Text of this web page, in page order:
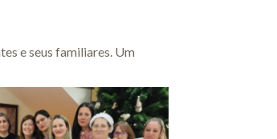
e seus familiares. Um